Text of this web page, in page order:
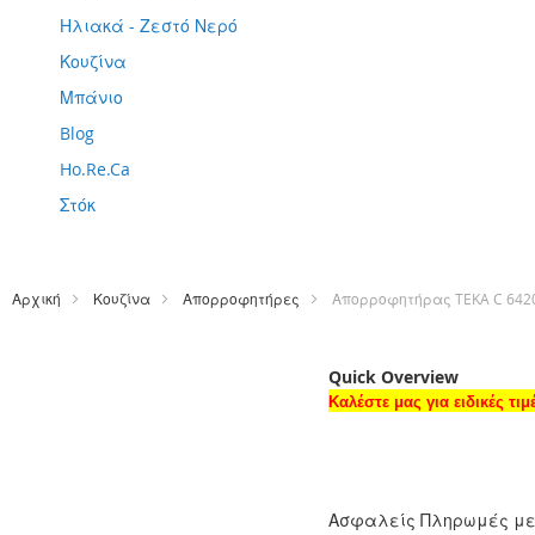
Ηλιακά - Ζεστό Νερό
Κουζίνα
Μπάνιο
Blog
Ho.Re.Ca
Στόκ
Αρχική Κουζίνα Απορροφητήρες Απορροφητήρας TEKA C
Quick Overview
Καλέστε μας για ειδικές
Ασφαλείς Πληρωμές με